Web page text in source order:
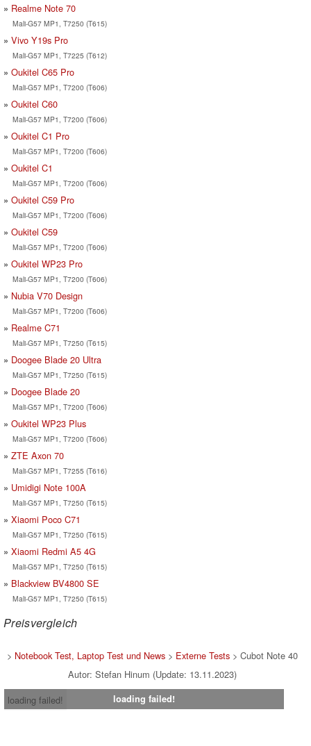
Realme Note 70
Mali-G57 MP1, T7250 (T615)
Vivo Y19s Pro
Mali-G57 MP1, T7225 (T612)
Oukitel C65 Pro
Mali-G57 MP1, T7200 (T606)
Oukitel C60
Mali-G57 MP1, T7200 (T606)
Oukitel C1 Pro
Mali-G57 MP1, T7200 (T606)
Oukitel C1
Mali-G57 MP1, T7200 (T606)
Oukitel C59 Pro
Mali-G57 MP1, T7200 (T606)
Oukitel C59
Mali-G57 MP1, T7200 (T606)
Oukitel WP23 Pro
Mali-G57 MP1, T7200 (T606)
Nubia V70 Design
Mali-G57 MP1, T7200 (T606)
Realme C71
Mali-G57 MP1, T7250 (T615)
Doogee Blade 20 Ultra
Mali-G57 MP1, T7250 (T615)
Doogee Blade 20
Mali-G57 MP1, T7200 (T606)
Oukitel WP23 Plus
Mali-G57 MP1, T7200 (T606)
ZTE Axon 70
Mali-G57 MP1, T7255 (T616)
Umidigi Note 100A
Mali-G57 MP1, T7250 (T615)
Xiaomi Poco C71
Mali-G57 MP1, T7250 (T615)
Xiaomi Redmi A5 4G
Mali-G57 MP1, T7250 (T615)
Blackview BV4800 SE
Mali-G57 MP1, T7250 (T615)
Preisvergleich
> Notebook Test, Laptop Test und News> Externe Tests> Cubot Note 40
Autor: Stefan Hinum (Update: 13.11.2023)
loading failed!
loading failed!